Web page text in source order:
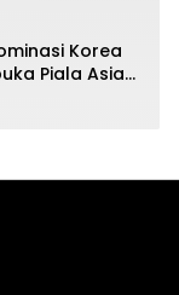
Korea
Piala Asia